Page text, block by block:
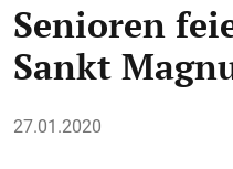
Senioren
Sankt
27.01.2020